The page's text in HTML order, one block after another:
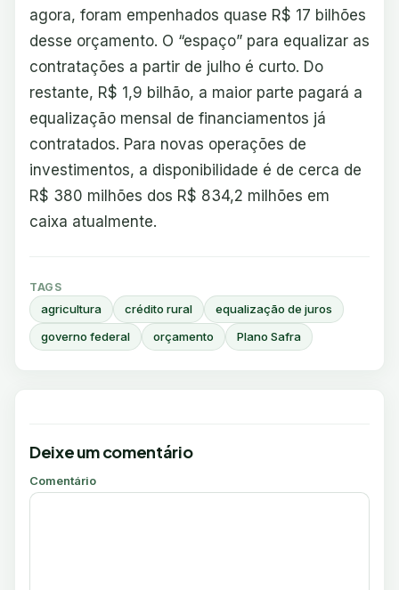
agora, foram empenhados quase R$ 17 bilhões
desse orçamento. O “espaço” para equalizar as
contratações a partir de julho é curto. Do
restante, R$ 1,9 bilhão, a maior parte pagará a
equalização mensal de financiamentos já
contratados. Para novas operações de
investimentos, a disponibilidade é de cerca de
R$ 380 milhões dos R$ 834,2 milhões em
caixa atualmente.
TAGS
agricultura crédito rural
equalização de juros
governo federal
orçamento Plano Safra
Deixe um comentário
Comentário